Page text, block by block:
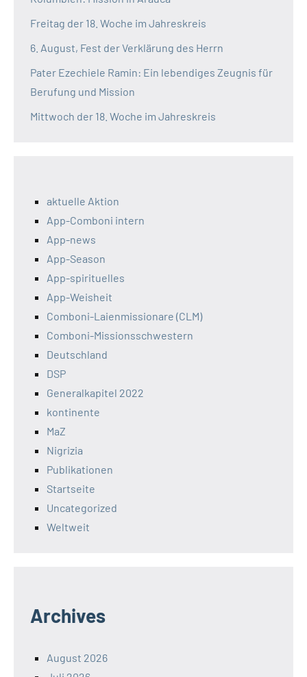
Freitag der 18. Woche im Jahreskreis
6. August, Fest der Verklärung des Herrn
Pater Ezechiele Ramin: Ein lebendiges Zeugnis für
Berufung und Mission
Mittwoch der 18. Woche im Jahreskreis
aktuelle Aktion
App-Comboni intern
App-news
App-Season
App-spirituelles
App-Weisheit
Comboni-Laienmissionare (CLM)
Comboni-Missionsschwestern
Deutschland
DSP
Generalkapitel 2022
kontinente
MaZ
Nigrizia
Publikationen
Startseite
Uncategorized
Weltweit
Archives
August 2026